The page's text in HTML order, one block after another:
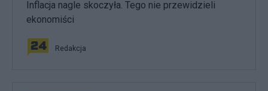
Inflacja nagle skoczyła. Tego nie przewidzieli
ekonomiści
Redakcja